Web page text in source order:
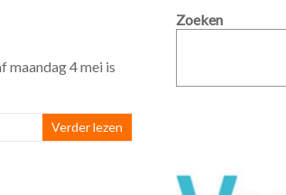
maandag 4 mei is
Verder lezen
Zoeken